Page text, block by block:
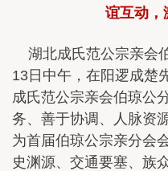
谊互动，
湖北成氏范公宗亲会
13日中午，在阳逻成楚
成氏范公宗亲会伯琼公
务、善于协调、人脉资
为首届伯琼公宗亲分会
史渊源、交通要塞、族